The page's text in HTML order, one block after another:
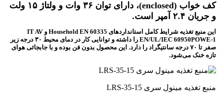
کف خواب (enclosed)، دارای توان ۳۶ وات و ولتاژ ۱۵ ولت
و جریان ۲.۴ آمپر است.
این منبع تغذیه شرایط کامل استانداردهای Household EN 60335 و IT AV
EN/UL/IEC 60950POWE-1 را داشته و توانایی کار در دمای محیط ۳۰ درجه زیر
صفر تا ۷۰ درجه سانتیگراد را دارد. این محصول بدون فن بوده و با جابجائی هوای
تازه خنک می‌شود.
منبع تغذیه مینول سری LRS-35-15